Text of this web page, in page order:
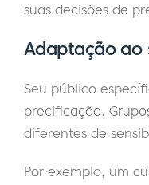
suas decisões de
Adaptação ao
Seu público
precificação.
diferentes de
Por exemplo, um